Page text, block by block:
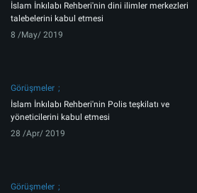
İslam İnkılabı Rehberi'nin dini ilimler merkezleri
talebelerini kabul etmesi
8 /May/ 2019
Görüşmeler
İslam İnkılabı Rehberi'nin Polis teşkilatı ve
yöneticilerini kabul etmesi
28 /Apr/ 2019
Görüşmeler